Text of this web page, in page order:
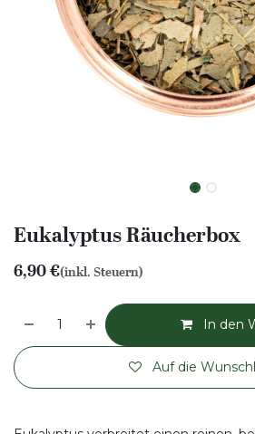
Eukalyptus Räucherbox
6,90€(inkl. Steuern)
In den
Auf die